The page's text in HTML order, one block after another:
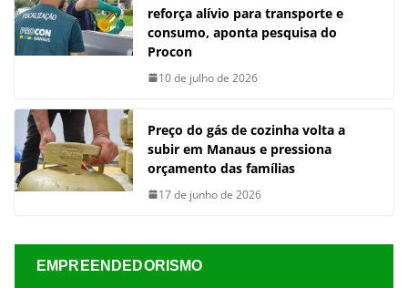
reforça alívio para transporte e
consumo, aponta pesquisa do
Procon
10 de julho de 2026
Preço do gás de cozinha volta a
subir em Manaus e pressiona
orçamento das famílias
17 de junho de 2026
EMPREENDEDORISMO